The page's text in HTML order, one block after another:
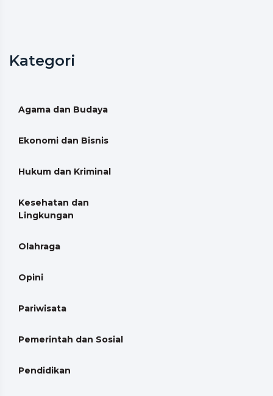
Kategori
Agama dan Budaya
Ekonomi dan Bisnis
Hukum dan Kriminal
Kesehatan dan
Lingkungan
Olahraga
Opini
Pariwisata
Pemerintah dan Sosial
Pendidikan